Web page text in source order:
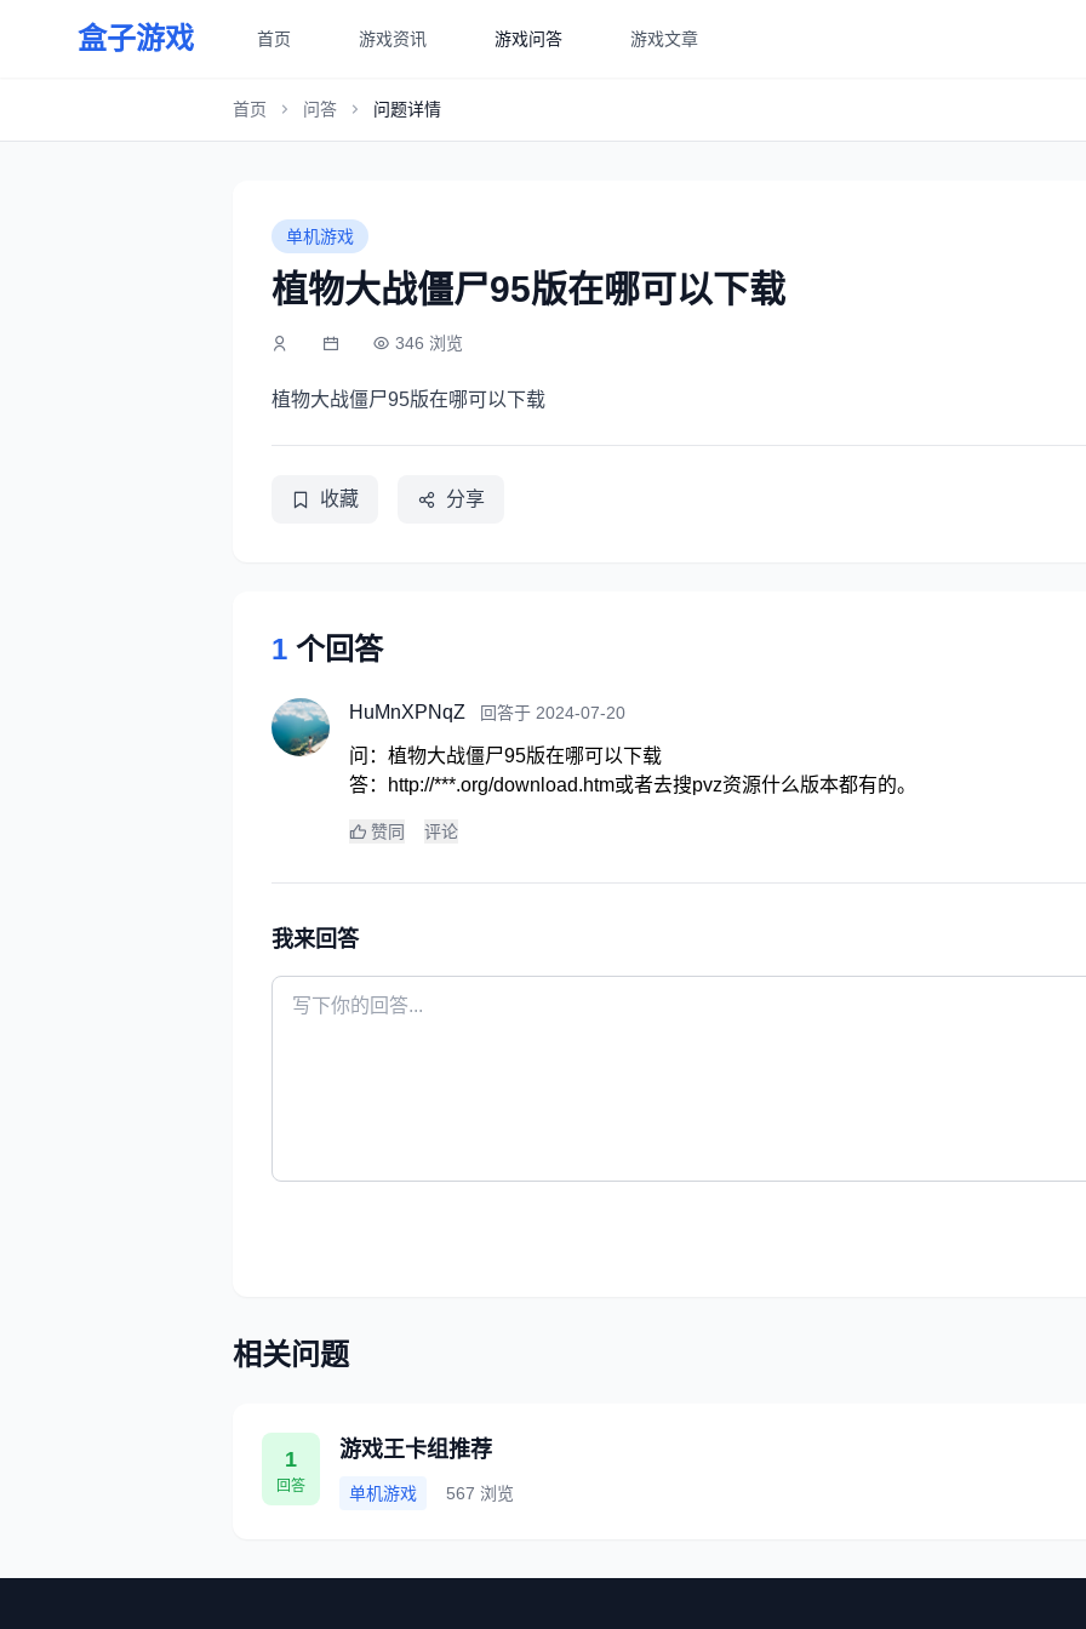
盒子游戏 首页 游戏资讯 游戏问答 游戏文章
首页 问答 问题详情
单机游戏
植物大战僵尸95版在哪可以下载
346 浏览
植物大战僵尸95版在哪可以下载
收藏 分享
1 个回答
HuMnXPNqZ 回答于 2024-07-20
问：植物大战僵尸95版在哪可以下载
答：http://***.org/download.htm或者去搜pvz资源什么版本都有的。
赞同 评论
我来回答
相关问题
1
回答
游戏王卡组推荐
单机游戏 567 浏览